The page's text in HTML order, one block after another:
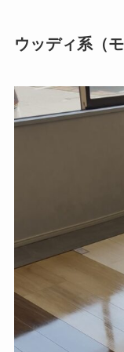
ウッディ系（